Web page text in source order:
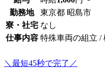
勤務地
東京都 昭島市
寮・社宅 なし
仕事内容 特殊車両の組立 /
＼最短45秒で完了／